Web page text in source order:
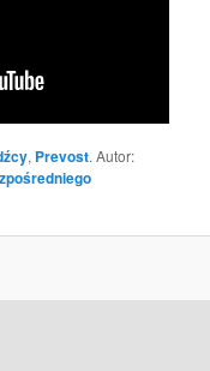
, Prevost. Autor: